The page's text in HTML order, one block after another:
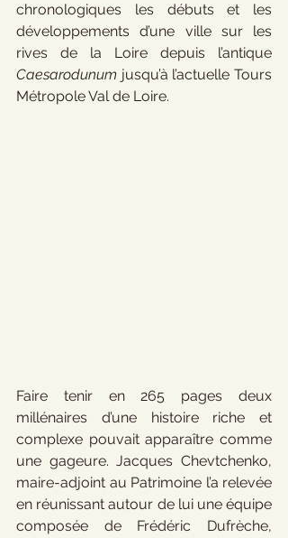
chronologiques les débuts et les
développements d’une ville sur les
Caesarodunum jusqu’à l’actuelle Tours
Métropole Val de Loire.
Faire tenir en 265 pages deux
millénaires d’une histoire riche et
complexe pouvait apparaître comme
une gageure. Jacques Chevtchenko,
maire-adjoint au Patrimoine l’a relevée
en réunissant autour de lui une équipe
composée de Frédéric Dufrèche,